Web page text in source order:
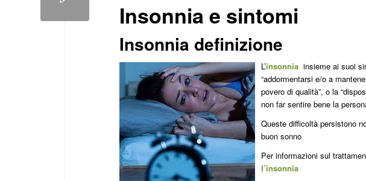
Insonnia e sintomi
Insonnia definizione
L’insonnia insieme ai suoi
“addormentarsi e/o a
povero di qualità”, o la
non far sentire bene la
Queste difficoltà persistono
buon sonno
Per informazioni sul
l’insonnia